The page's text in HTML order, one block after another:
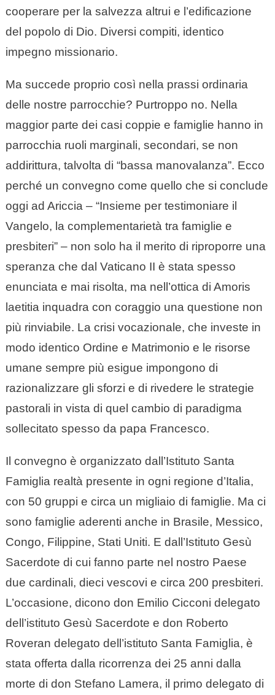
cooperare per la salvezza altrui e l’edificazione
del popolo di Dio. Diversi compiti, identico
impegno missionario.
Ma succede proprio così nella prassi ordinaria
delle nostre parrocchie? Purtroppo no. Nella
maggior parte dei casi coppie e famiglie hanno in
parrocchia ruoli marginali, secondari, se non
addirittura, talvolta di “bassa manovalanza”. Ecco
perché un convegno come quello che si conclude
oggi ad Ariccia – “Insieme per testimoniare il
Vangelo, la complementarietà tra famiglie e
presbiteri” – non solo ha il merito di riproporre una
speranza che dal Vaticano II è stata spesso
enunciata e mai risolta, ma nell’ottica di Amoris
laetitia inquadra con coraggio una questione non
più rinviabile. La crisi vocazionale, che investe in
modo identico Ordine e Matrimonio e le risorse
umane sempre più esigue impongono di
razionalizzare gli sforzi e di rivedere le strategie
pastorali in vista di quel cambio di paradigma
sollecitato spesso da papa Francesco.
Il convegno è organizzato dall’Istituto Santa
Famiglia realtà presente in ogni regione d’Italia,
con 50 gruppi e circa un migliaio di famiglie. Ma ci
sono famiglie aderenti anche in Brasile, Messico,
Congo, Filippine, Stati Uniti. E dall’Istituto Gesù
Sacerdote di cui fanno parte nel nostro Paese
due cardinali, dieci vescovi e circa 200 presbiteri.
L’occasione, dicono don Emilio Cicconi delegato
dell’istituto Gesù Sacerdote e don Roberto
Roveran delegato dell’istituto Santa Famiglia, è
stata offerta dalla ricorrenza dei 25 anni dalla
morte di don Stefano Lamera, il primo delegato di